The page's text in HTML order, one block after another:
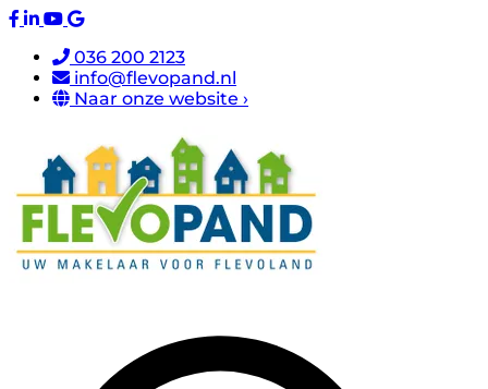
036 200 2123
info@flevopand.nl
Naar onze website ›